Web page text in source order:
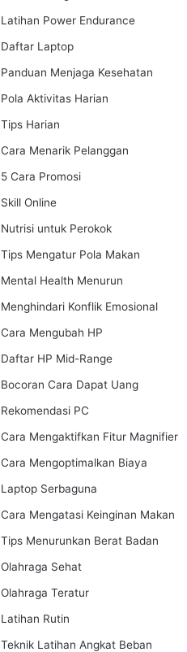
Latihan Power Endurance
Daftar Laptop
Panduan Menjaga Kesehatan
Pola Aktivitas Harian
Tips Harian
Cara Menarik Pelanggan
5 Cara Promosi
Skill Online
Nutrisi untuk Perokok
Tips Mengatur Pola Makan
Mental Health Menurun
Menghindari Konflik Emosional
Cara Mengubah HP
Daftar HP Mid-Range
Bocoran Cara Dapat Uang
Rekomendasi PC
Cara Mengaktifkan Fitur Magnifier
Cara Mengoptimalkan Biaya
Laptop Serbaguna
Cara Mengatasi Keinginan Makan
Tips Menurunkan Berat Badan
Olahraga Sehat
Olahraga Teratur
Latihan Rutin
Teknik Latihan Angkat Beban